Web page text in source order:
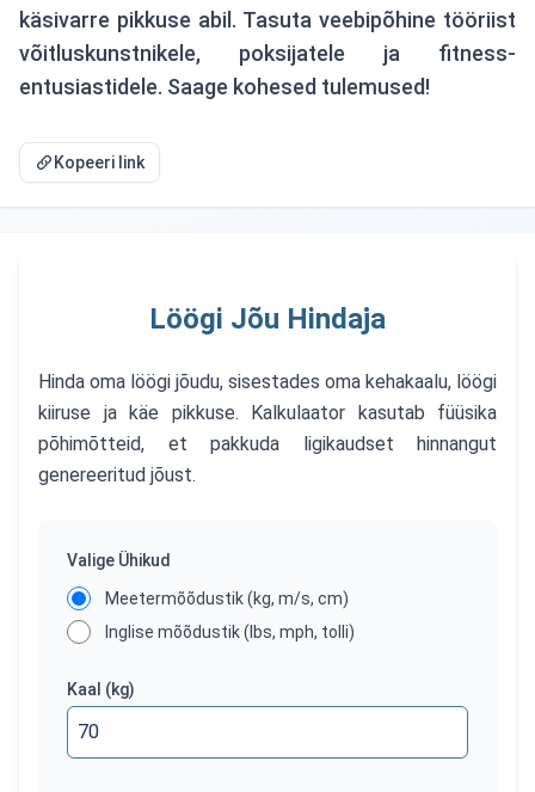
käsivarre pikkuse abil. Tasuta veebipõhine tööriist
võitluskunstnikele, poksijatele ja fitness-
entusiastidele. Saage kohesed tulemused!
Kopeeri link
Löögi Jõu Hindaja
Hinda oma löögi jõudu, sisestades oma kehakaalu, löögi
kiiruse ja käe pikkuse. Kalkulaator kasutab füüsika
põhimõtteid, et pakkuda ligikaudset hinnangut
genereeritud jõust.
Valige Ühikud
Meetermõõdustik (kg, m/s, cm)
Inglise mõõdustik (lbs, mph, tolli)
Kaal (kg)